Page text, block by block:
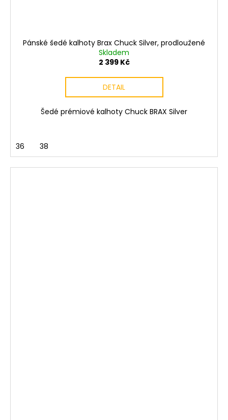
Pánské šedé kalhoty Brax Chuck Silver, prodloužené
Skladem
2 399 Kč
DETAIL
Šedé prémiové kalhoty Chuck BRAX Silver
36 38